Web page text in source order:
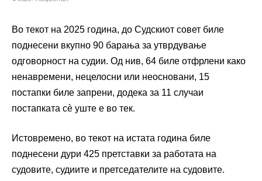
Во текот на 2025 година, до Судскиот совет биле
поднесени вкупно 90 барања за утврдување
одговорност на судии. Од нив, 64 биле отфрлени како
ненавремени, нецелосни или неосновани, 15
постапки биле запрени, додека за 11 случаи
постапката сè уште е во тек.
Истовремено, во текот на истата година биле
поднесени дури 425 претставки за работата на
судовите, судиите и претседателите на судовите.